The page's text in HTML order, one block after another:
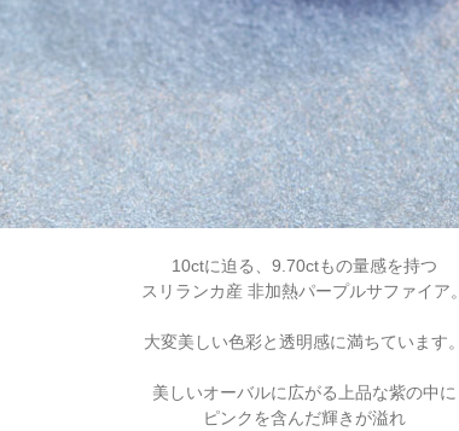
10ctに迫る、9.70ctもの量感を持つ
スリランカ産 非加熱パープルサファイア。
大変美しい色彩と透明感に満ちています。
美しいオーバルに広がる上品な紫の中に
ピンクを含んだ輝きが溢れ